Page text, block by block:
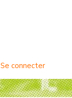
Se connecter